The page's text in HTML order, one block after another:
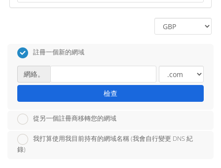
註冊一個新的網域
網絡。
檢查
從另一個註冊商移轉您的網域
我打算使用我目前持有的網域名稱 (我會自行變更 DNS 紀
錄)